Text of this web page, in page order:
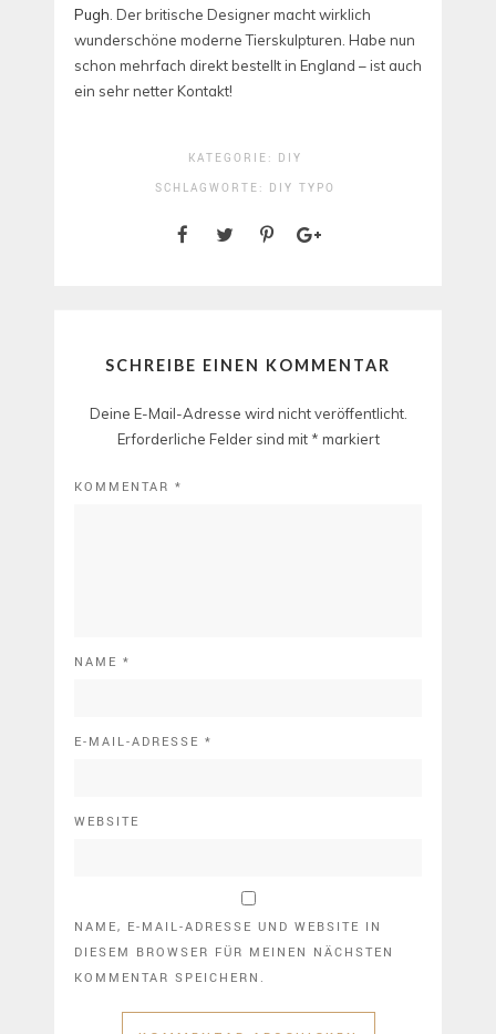
Pugh. Der britische Designer macht wirklich
wunderschöne moderne Tierskulpturen. Habe nun
schon mehrfach direkt bestellt in England – ist auch
ein sehr netter Kontakt!
KATEGORIE: DIY
SCHLAGWORTE: DIY TYPO
SCHREIBE EINEN KOMMENTAR
Deine E-Mail-Adresse wird nicht veröffentlicht.
Erforderliche Felder sind mit * markiert
KOMMENTAR *
NAME *
E-MAIL-ADRESSE *
WEBSITE
NAME, E-MAIL-ADRESSE UND WEBSITE IN
DIESEM BROWSER FÜR MEINEN NÄCHSTEN
KOMMENTAR SPEICHERN.